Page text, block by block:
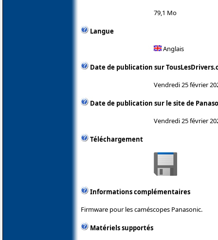
79,1 Mo
Langue
Anglais
Date de publication sur
Vendredi 25 février
Date de publication sur le site de
Vendredi 25 février
Téléchargement
Informations complémentaires
Firmware pour les caméscopes Panasonic.
Matériels supportés